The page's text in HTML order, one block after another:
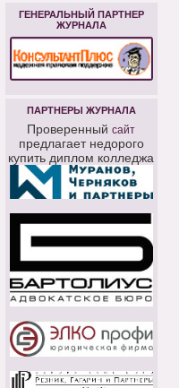
ГЕНЕРАЛЬНЫЙ ПАРТНЕР
ЖУРНАЛА
ПАРТНЕРЫ ЖУРНАЛА
Проверенный сайт
предлагает недорого
купить диплом колледжа